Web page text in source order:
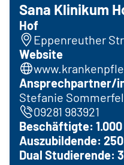
Sana Klinikum
Hof
Eppenreuther
Website
Ansprechpartner/
Stefanie
09281 983921
Beschäftigte: 1.000
Auszubildende: 250
Dual Studierende: 3